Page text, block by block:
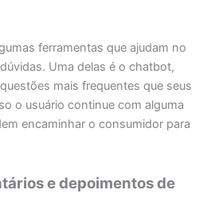
ferramentas que ajudam no
Uma delas é o chatbot,
mais frequentes que seus
o usuário continue com alguma
encaminhar o consumidor para
e depoimentos de